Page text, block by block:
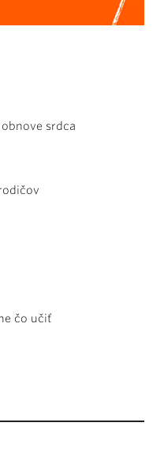
srdca
čo učiť